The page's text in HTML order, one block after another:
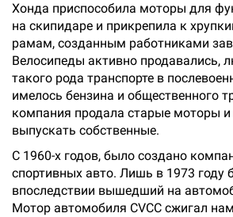
Хонда приспособила моторы для
на скипидаре и прикрепила к
рамам, созданным работниками
Велосипеды активно продавались,
такого рода транспорте в
имелось бензина и общественного
компания продала старые моторы и
выпускать собственные.
С 1960-х годов, было создано
спортивных авто. Лишь в 1973 году
впоследствии вышедший на
Мотор автомобиля CVCC сжигал